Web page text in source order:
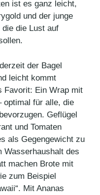
ist es ganz leicht,
und der junge
die Lust auf
der Bagel
leicht kommt
Favorit: Ein Wrap mit
optimal für alle, die
Geflügel
und Tomaten
als Gegengewicht zu
des
machen Brote mit
zum Beispiel
Mit Ananas